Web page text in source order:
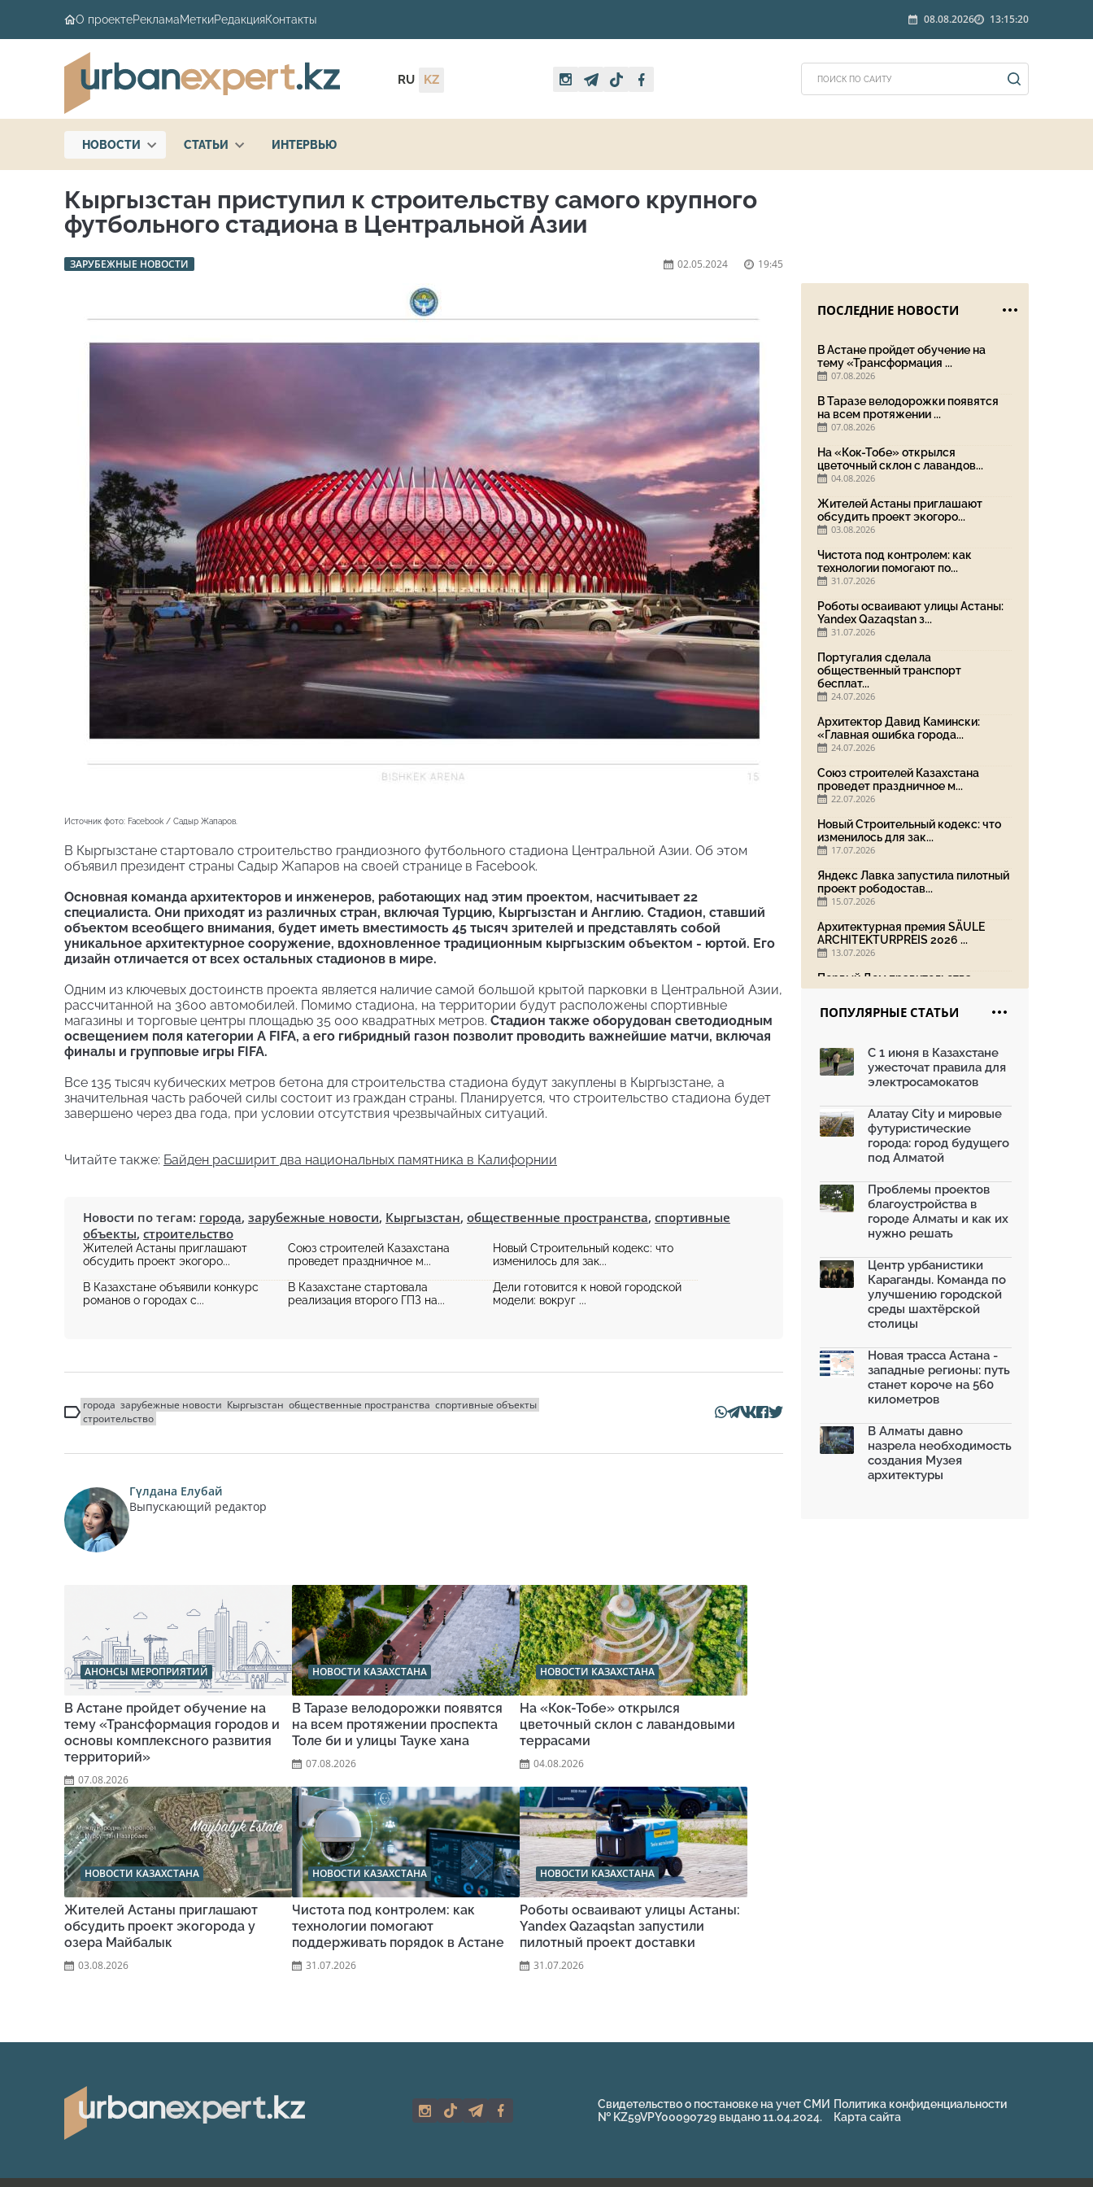
О проектеРекламаМеткиРедакцияКонтакты 08.08.2026 13:15:20
RU KZ
НОВОСТИ СТАТЬИ ИНТЕРВЬЮ
Кыргызстан приступил к строительству самого крупного
футбольного стадиона в Центральной Азии
ЗАРУБЕЖНЫЕ НОВОСТИ 02.05.2024 19:45
Источник фото: Facebook / Садыр Жапаров.
В Кыргызстане стартовало строительство грандиозного футбольного стадиона Центральной Азии. Об этом
объявил президент страны Садыр Жапаров на своей странице в Facebook.
Основная команда архитекторов и инженеров, работающих над этим проектом, насчитывает 22
специалиста. Они приходят из различных стран, включая Турцию, Кыргызстан и Англию. Стадион, ставший
объектом всеобщего внимания, будет иметь вместимость 45 тысяч зрителей и представлять собой
уникальное архитектурное сооружение, вдохновленное традиционным кыргызским объектом - юртой. Его
дизайн отличается от всех остальных стадионов в мире.
Одним из ключевых достоинств проекта является наличие самой большой крытой парковки в Центральной Азии,
рассчитанной на 3600 автомобилей. Помимо стадиона, на территории будут расположены спортивные
магазины и торговые центры площадью 35 000 квадратных метров. Стадион также оборудован светодиодным
освещением поля категории А FIFA, а его гибридный газон позволит проводить важнейшие матчи, включая
финалы и групповые игры FIFA.
Все 135 тысяч кубических метров бетона для строительства стадиона будут закуплены в Кыргызстане, а
значительная часть рабочей силы состоит из граждан страны. Планируется, что строительство стадиона будет
завершено через два года, при условии отсутствия чрезвычайных ситуаций.
Читайте также: Байден расширит два национальных памятника в Калифорнии
Новости по тегам: города, зарубежные новости, Кыргызстан, общественные пространства, спортивные
объекты, строительство
Жителей Астаны приглашают
обсудить проект экогоро...
Союз строителей Казахстана
проведет праздничное м...
Новый Строительный кодекс: что
изменилось для зак...
В Казахстане объявили конкурс
романов о городах с...
В Казахстане стартовала
реализация второго ГПЗ на...
Дели готовится к новой городской
модели: вокруг ...
города зарубежные новости Кыргызстан общественные пространства спортивные объекты
строительство
Гүлдана Елубай
Выпускающий редактор
АНОНСЫ МЕРОПРИЯТИЙ
В Астане пройдет обучение на
тему «Трансформация городов и
основы комплексного развития
территорий»
07.08.2026
НОВОСТИ КАЗАХСТАНА
В Таразе велодорожки появятся
на всем протяжении проспекта
Толе би и улицы Тауке хана
07.08.2026
НОВОСТИ КАЗАХСТАНА
На «Кок-Тобе» открылся
цветочный склон с лавандовыми
террасами
04.08.2026
НОВОСТИ КАЗАХСТАНА
Жителей Астаны приглашают
обсудить проект экогорода у
озера Майбалык
03.08.2026
НОВОСТИ КАЗАХСТАНА
Чистота под контролем: как
технологии помогают
поддерживать порядок в Астане
31.07.2026
НОВОСТИ КАЗАХСТАНА
Роботы осваивают улицы Астаны:
Yandex Qazaqstan запустили
пилотный проект доставки
31.07.2026
ПОСЛЕДНИЕ НОВОСТИ
В Астане пройдет обучение на
тему «Трансформация ...
07.08.2026
В Таразе велодорожки появятся
на всем протяжении ...
07.08.2026
На «Кок-Тобе» открылся
цветочный склон с лавандов...
04.08.2026
Жителей Астаны приглашают
обсудить проект экогоро...
03.08.2026
Чистота под контролем: как
технологии помогают по...
31.07.2026
Роботы осваивают улицы Астаны:
Yandex Qazaqstan з...
31.07.2026
Португалия сделала
общественный транспорт
бесплат...
24.07.2026
Архитектор Давид Камински:
«Главная ошибка города...
24.07.2026
Союз строителей Казахстана
проведет праздничное м...
22.07.2026
Новый Строительный кодекс: что
изменилось для зак...
17.07.2026
Яндекс Лавка запустила пилотный
проект рободостав...
15.07.2026
Архитектурная премия SÄULE
ARCHITEKTURPREIS 2026 ...
13.07.2026
Первый Дом правительства
Алматы станет главной те...
08.07.2026
Ко Дню столицы в Нуре
06.07.2026
Жара в городах: как застройка
влияет на температу...
03.07.2026
МЧС усилило мониторинг рек и
моренных озер после ...
02.07.2026
На общественных слушаниях
30.06.2026
На слушаниях по корректировке
СЭО Генплана Алматы...
30.06.2026
Таразе станет экопарком...
22.06.2026
ПОПУЛЯРНЫЕ СТАТЬИ
С 1 июня в Казахстане
ужесточат правила для
электросамокатов
Алатау City и мировые
футуристические
города: город будущего
под Алматой
Проблемы проектов
благоустройства в
городе Алматы и как их
нужно решать
Центр урбанистики
Караганды. Команда по
улучшению городской
среды шахтёрской
столицы
Новая трасса Астана -
западные регионы: путь
станет короче на 560
километров
В Алматы давно
назрела необходимость
создания Музея
архитектуры
Свидетельство о постановке на учет СМИ
№ KZ59VPY00090729 выдано 11.04.2024.
Политика конфиденциальности
Карта сайта